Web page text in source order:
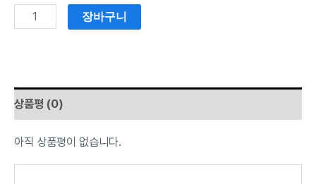
장바구니
상품평 (0)
아직 상품평이 없습니다.